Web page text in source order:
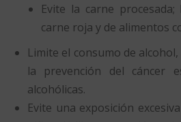
Evite la carne
carne roja y de alimentos
Limite el consumo de
la prevención del cáncer
alcohólicas.
Evite una exposición